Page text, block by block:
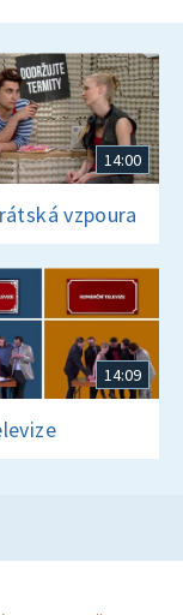
14:00
vzpoura
14:09